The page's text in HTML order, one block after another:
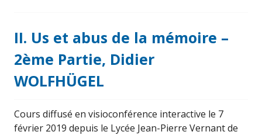
II. Us et abus de la mémoire –
2ème Partie, Didier
WOLFHÜGEL
Cours diffusé en visioconférence interactive le 7
février 2019 depuis le Lycée Jean-Pierre Vernant de